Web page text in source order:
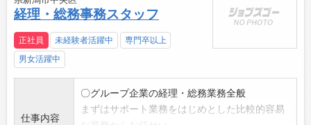
経理・総務事務スタッフ
正社員 未経験者活躍中
専門卒以上
男女活躍中
仕事内容
〇グループ企業の経理・総務業務全般
まずはサポート業務をはじめとした比較的容易